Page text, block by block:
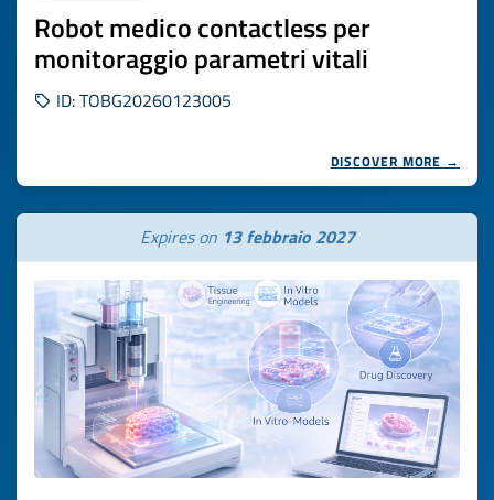
Robot medico contactless per
monitoraggio parametri vitali
ID: TOBG20260123005
DISCOVER MORE →
Expires on 13 febbraio 2027